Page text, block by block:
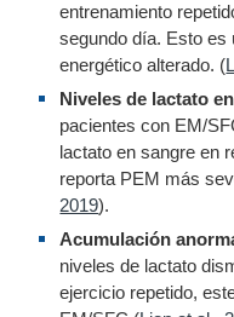
entrenamiento
segundo día. Esto es
energético alterado. (
Niveles de lactato
pacientes con EM/
lactato en sangre en
reporta PEM más
2019).
Acumulación
niveles de lactato
ejercicio repetido,